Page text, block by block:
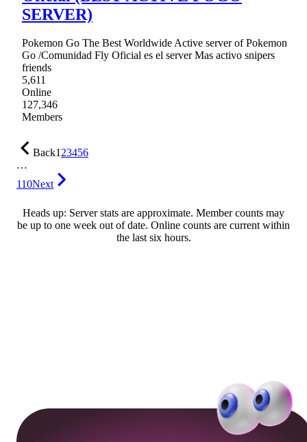
SERVER)
Pokemon Go The Best Worldwide Active server of Pokemon
Go /Comunidad Fly Oficial es el server Mas activo snipers
friends
5,611
Online
127,346
Members
Back123456
…
110Next
Heads up: Server stats are approximate. Member counts may
be up to one week out of date. Online counts are current within
the last six hours.